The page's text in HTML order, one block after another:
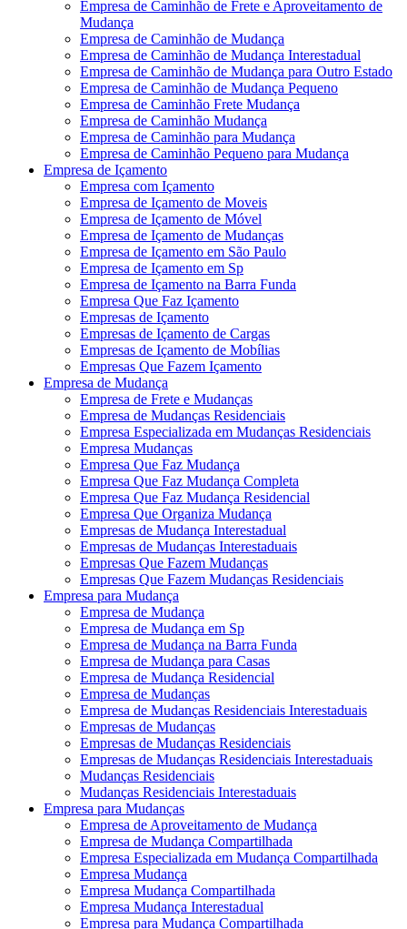
Empresa de Caminhão de Frete e Aproveitamento de
Mudança
Empresa de Caminhão de Mudança
Empresa de Caminhão de Mudança Interestadual
Empresa de Caminhão de Mudança para Outro Estado
Empresa de Caminhão de Mudança Pequeno
Empresa de Caminhão Frete Mudança
Empresa de Caminhão Mudança
Empresa de Caminhão para Mudança
Empresa de Caminhão Pequeno para Mudança
Empresa de Içamento
Empresa com Içamento
Empresa de Içamento de Moveis
Empresa de Içamento de Móvel
Empresa de Içamento de Mudanças
Empresa de Içamento em São Paulo
Empresa de Içamento em Sp
Empresa de Içamento na Barra Funda
Empresa Que Faz Içamento
Empresas de Içamento
Empresas de Içamento de Cargas
Empresas de Içamento de Mobílias
Empresas Que Fazem Içamento
Empresa de Mudança
Empresa de Frete e Mudanças
Empresa de Mudanças Residenciais
Empresa Especializada em Mudanças Residenciais
Empresa Mudanças
Empresa Que Faz Mudança
Empresa Que Faz Mudança Completa
Empresa Que Faz Mudança Residencial
Empresa Que Organiza Mudança
Empresas de Mudança Interestadual
Empresas de Mudanças Interestaduais
Empresas Que Fazem Mudanças
Empresas Que Fazem Mudanças Residenciais
Empresa para Mudança
Empresa de Mudança
Empresa de Mudança em Sp
Empresa de Mudança na Barra Funda
Empresa de Mudança para Casas
Empresa de Mudança Residencial
Empresa de Mudanças
Empresa de Mudanças Residenciais Interestaduais
Empresas de Mudanças
Empresas de Mudanças Residenciais
Empresas de Mudanças Residenciais Interestaduais
Mudanças Residenciais
Mudanças Residenciais Interestaduais
Empresa para Mudanças
Empresa de Aproveitamento de Mudança
Empresa de Mudança Compartilhada
Empresa Especializada em Mudança Compartilhada
Empresa Mudança
Empresa Mudança Compartilhada
Empresa Mudança Interestadual
Empresa para Mudança Compartilhada